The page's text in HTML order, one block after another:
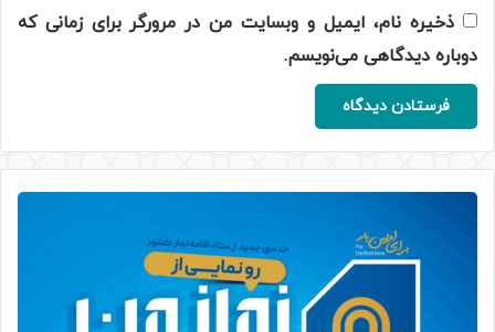
ذخیره نام، ایمیل و وبسایت من در مرورگر برای زمانی که
دوباره دیدگاهی می‌نویسم.